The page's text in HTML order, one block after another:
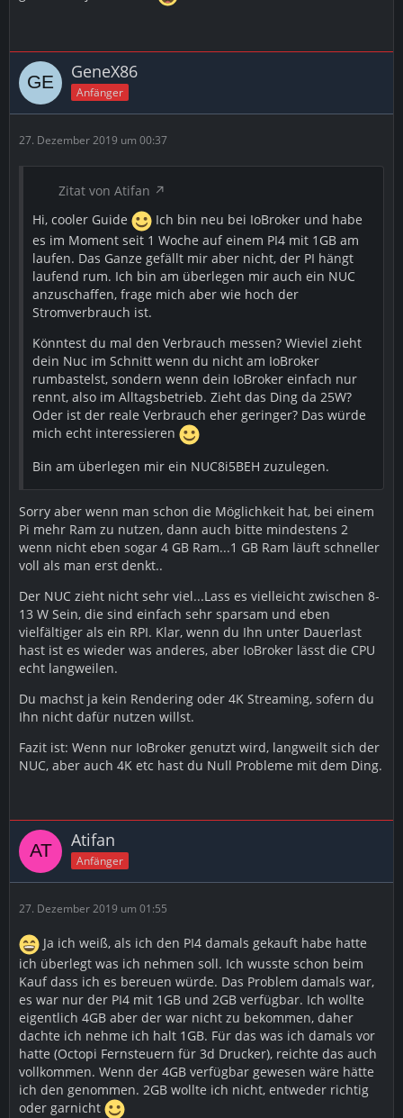
GeneX86
Anfänger
27. Dezember 2019 um 00:37
Zitat von Atifan
Hi, cooler Guide
Ich bin neu bei IoBroker und habe
es im Moment seit 1 Woche auf einem PI4 mit 1GB am
laufen. Das Ganze gefällt mir aber nicht, der PI hängt
laufend rum. Ich bin am überlegen mir auch ein NUC
anzuschaffen, frage mich aber wie hoch der
Stromverbrauch ist.
Könntest du mal den Verbrauch messen? Wieviel zieht
dein Nuc im Schnitt wenn du nicht am IoBroker
rumbastelst, sondern wenn dein IoBroker einfach nur
rennt, also im Alltagsbetrieb. Zieht das Ding da 25W?
Oder ist der reale Verbrauch eher geringer? Das würde
mich echt interessieren
Bin am überlegen mir ein NUC8i5BEH zuzulegen.
Sorry aber wenn man schon die Möglichkeit hat, bei einem
Pi mehr Ram zu nutzen, dann auch bitte mindestens 2
wenn nicht eben sogar 4 GB Ram...1 GB Ram läuft schneller
voll als man erst denkt..
Der NUC zieht nicht sehr viel...Lass es vielleicht zwischen 8-
13 W Sein, die sind einfach sehr sparsam und eben
vielfältiger als ein RPI. Klar, wenn du Ihn unter Dauerlast
hast ist es wieder was anderes, aber IoBroker lässt die CPU
echt langweilen.
Du machst ja kein Rendering oder 4K Streaming, sofern du
Ihn nicht dafür nutzen willst.
Fazit ist: Wenn nur IoBroker genutzt wird, langweilt sich der
NUC, aber auch 4K etc hast du Null Probleme mit dem Ding.
Atifan
Anfänger
27. Dezember 2019 um 01:55
Ja ich weiß, als ich den PI4 damals gekauft habe hatte
ich überlegt was ich nehmen soll. Ich wusste schon beim
Kauf dass ich es bereuen würde. Das Problem damals war,
es war nur der PI4 mit 1GB und 2GB verfügbar. Ich wollte
eigentlich 4GB aber der war nicht zu bekommen, daher
dachte ich nehme ich halt 1GB. Für das was ich damals vor
hatte (Octopi Fernsteuern für 3d Drucker), reichte das auch
vollkommen. Wenn der 4GB verfügbar gewesen wäre hätte
ich den genommen. 2GB wollte ich nicht, entweder richtig
oder garnicht